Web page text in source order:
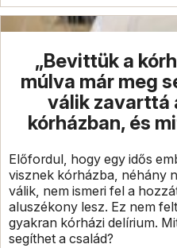
„Bevittük a
múlva már meg
válik zavarttá
kórházban, és
Előfordul, hogy egy idős
visznek kórházba, néhány
válik, nem ismeri fel a
aluszékony lesz. Ez nem
gyakran kórházi delírium.
segíthet a család?